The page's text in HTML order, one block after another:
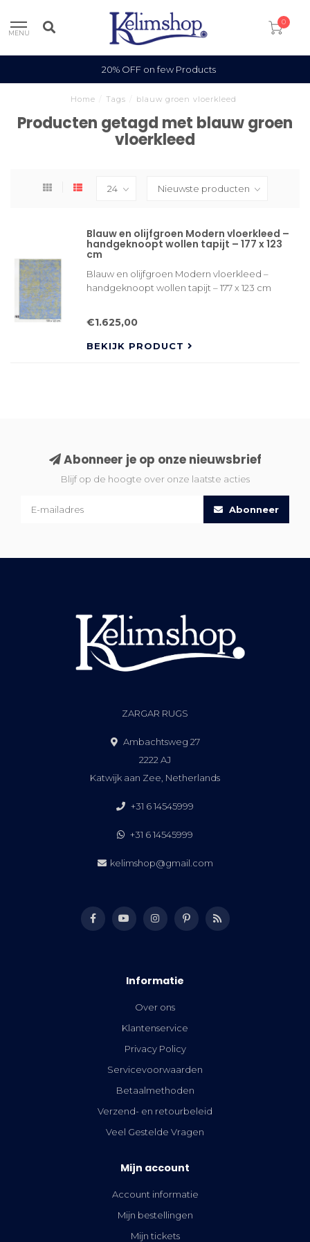
MENU
0
20% OFF on few Products
Home Tags blauw groen vloerkleed
Producten getagd met blauw groen
vloerkleed
Blauw en olijfgroen Modern vloerkleed –
handgeknoopt wollen tapijt – 177 x 123
cm
Blauw en olijfgroen Modern vloerkleed –
handgeknoopt wollen tapijt – 177 x 123 cm
€1.625,00
BEKIJK PRODUCT
Abonneer je op onze nieuwsbrief
Blijf op de hoogte over onze laatste acties
Abonneer
ZARGAR RUGS
Ambachtsweg 27
2222 AJ
Katwijk aan Zee, Netherlands
+31 6 14545999
+31 6 14545999
kelimshop@gmail.com
Informatie
Over ons
Klantenservice
Privacy Policy
Servicevoorwaarden
Betaalmethoden
Verzend- en retourbeleid
Veel Gestelde Vragen
Mijn account
Account informatie
Mijn bestellingen
Mijn tickets